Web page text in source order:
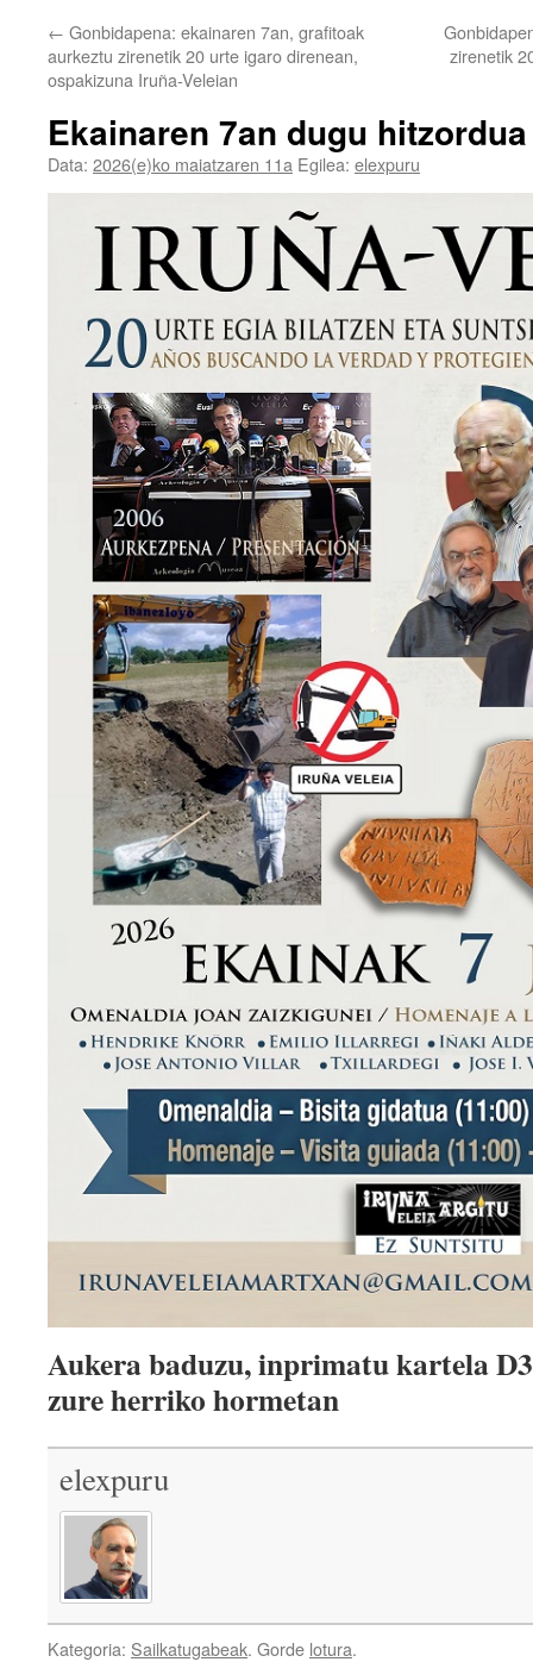
← Gonbidapena: ekainaren 7an, grafitoak
aurkeztu zirenetik 20 urte igaro direnean,
ospakizuna Iruña-Veleian
zirenetik
Ekainaren 7an dugu
Data: 2026(e)ko maiatzaren 11a Egilea: elexpuru
Aukera baduzu, inprimatu kartela
zure herriko hormetan
elexpuru
Kategoria: Sailkatugabeak. Gorde lotura.